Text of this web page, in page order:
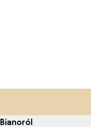
Bianoról